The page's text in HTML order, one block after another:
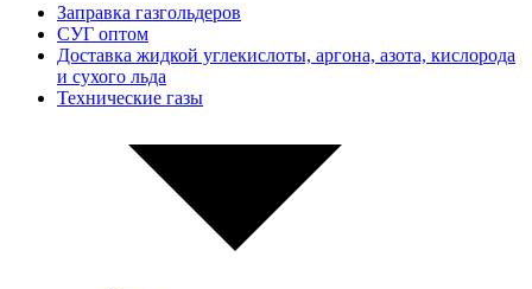
Заправка газгольдеров
СУГ оптом
Доставка жидкой углекислоты, аргона, азота, кислорода
и сухого льда
Технические газы